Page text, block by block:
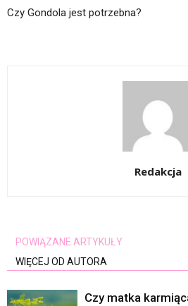
Czy Gondola jest potrzebna?
Redakcja
POWIĄZANE ARTYKUŁY
WIĘCEJ OD AUTORA
Czy matka